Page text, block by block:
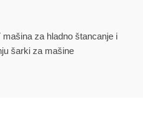
mašina za hladno štancanje i
šarki za mašine